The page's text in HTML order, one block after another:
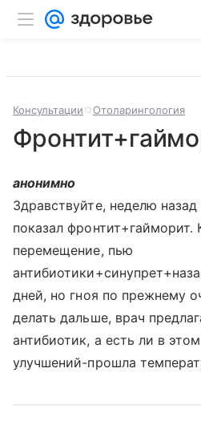
Консультации Отоларингология
анонимно
Здравствуйте, неделю
показал
перемещение, пью
дней, но гноя по прежнему
делать дальше, врач
антибиотик, а есть ли в
улучшений-прошла